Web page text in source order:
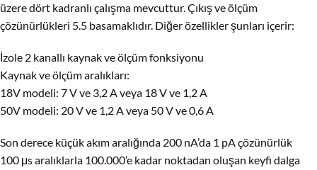
üzere dört kadranlı çalışma mevcuttur. Çıkış ve ölçüm
çözünürlükleri 5.5 basamaklıdır. Diğer özellikler şunları içerir:
İzole 2 kanallı kaynak ve ölçüm fonksiyonu
Kaynak ve ölçüm aralıkları:
18V modeli: 7 V ve 3,2 A veya 18 V ve 1,2 A
50V modeli: 20 V ve 1,2 A veya 50 V ve 0,6 A
Son derece küçük akım aralığında 200 nA’da 1 pA çözünürlük
100 μs aralıklarla 100.000’e kadar noktadan oluşan keyfi dalga